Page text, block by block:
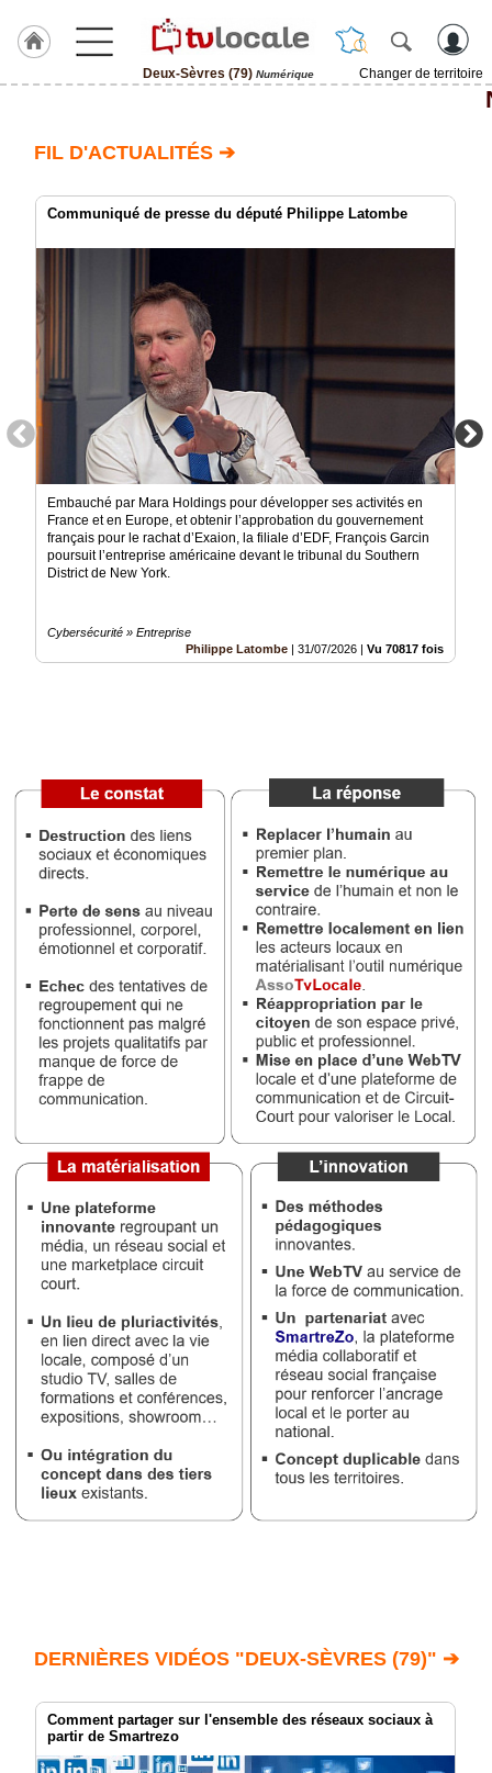
Deux-Sèvres (79) Numérique
Changer de territoire
Deux-
Sèvres
France
RUBRIQUES
Agenda
Vidéos
Médias
Prémium
éditeur
FIL D'ACTUALITÉS ➔
Communiqué de presse du député Philippe Latombe
Embauché par Mara Holdings pour développer ses activités en
France et en Europe, et obtenir l’approbation du gouvernement
français pour le rachat d’Exaion, la filiale d’EDF, François Garcin
poursuit l’entreprise américaine devant le tribunal du Southern
District de New York.
Cybersécurité » Entreprise
Philippe Latombe
31/07/2026 Vu 70817 fois
DERNIÈRES VIDÉOS "DEUX-SÈVRES (79)" ➔
Comment partager sur l'ensemble des réseaux sociaux à
partir de Smartrezo